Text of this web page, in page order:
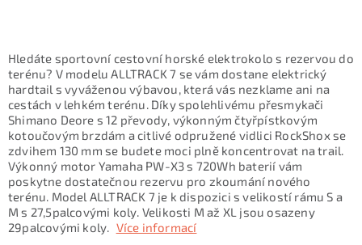
Hledáte sportovní cestovní horské elektrokolo s rezervou do
terénu? V modelu ALLTRACK 7 se vám dostane elektrický
hardtail s vyváženou výbavou, která vás nezklame ani na
cestách v lehkém terénu. Díky spolehlivému přesmykači
Shimano Deore s 12 převody, výkonným čtyřpístkovým
kotoučovým brzdám a citlivé odpružené vidlici RockShox se
zdvihem 130 mm se budete moci plně koncentrovat na trail.
Výkonný motor Yamaha PW-X3 s 720Wh baterií vám
poskytne dostatečnou rezervu pro zkoumání nového
terénu. Model ALLTRACK 7 je k dispozici s velikostí rámu S a
M s 27,5palcovými koly. Velikosti M až XL jsou osazeny
29palcovými koly. Více informací